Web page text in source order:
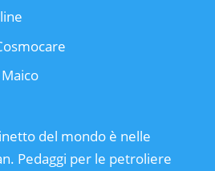
del mondo è nelle
Pedaggi per le petroliere